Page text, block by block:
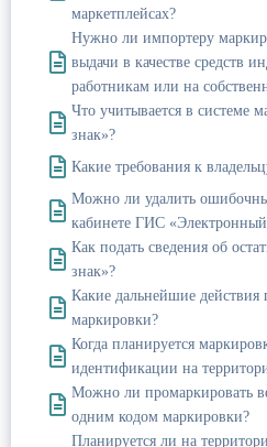
маркетплейсах?
Нужно ли импортеру
выдачи в качестве средств
работникам или на
Что учитывается в системе
знак»?
Какие требования к
Можно ли удалить
кабинете ГИС «Электронный
Как подать сведения об
знак»?
Какие дальнейшие действия
маркировки?
Когда планируется
идентификации на
Можно ли промаркировать
одним кодом маркировки?
Планируется ли на